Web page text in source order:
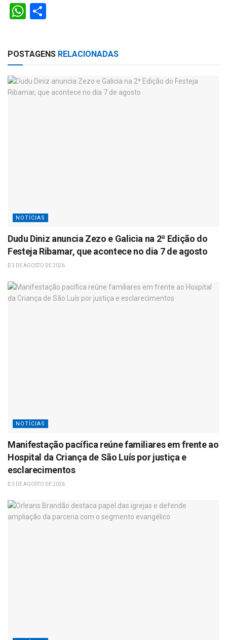
W
s
A
p
e
POSTAGENS RELACIONADAS
NOTÍCIAS
Dudu Diniz anuncia Zezo e Galicia na 2ª Edição do
Festeja Ribamar, que acontece no dia 7 de agosto
3 DE AGOSTO DE 2026
NOTÍCIAS
Manifestação pacífica reúne familiares em frente ao
Hospital da Criança de São Luís por justiça e
esclarecimentos
3 DE AGOSTO DE 2026